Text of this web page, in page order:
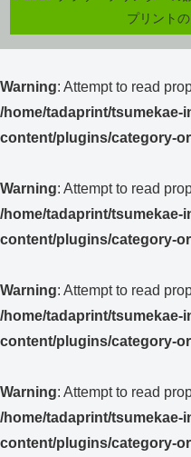
プリント
Warning: Attempt to read
/home/tadaprint/
content/plugins/category-
Warning: Attempt to read
/home/tadaprint/
content/plugins/category-
Warning: Attempt to read
/home/tadaprint/
content/plugins/category-
Warning: Attempt to read
/home/tadaprint/
content/plugins/category-